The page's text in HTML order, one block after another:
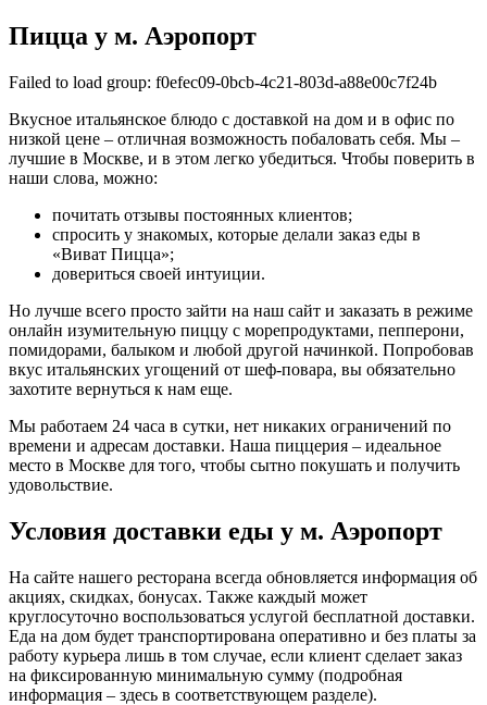
Пицца у м. Аэропорт
Failed to load group: f0efec09-0bcb-4c21-803d-a88e00c7f24b
Вкусное итальянское блюдо с доставкой на дом и в офис по
низкой цене – отличная возможность побаловать себя. Мы –
лучшие в Москве, и в этом легко убедиться. Чтобы поверить в
наши слова, можно:
почитать отзывы постоянных клиентов;
спросить у знакомых, которые делали заказ еды в
«Виват Пицца»;
довериться своей интуиции.
Но лучше всего просто зайти на наш сайт и заказать в режиме
онлайн изумительную пиццу с морепродуктами, пепперони,
помидорами, балыком и любой другой начинкой. Попробовав
вкус итальянских угощений от шеф-повара, вы обязательно
захотите вернуться к нам еще.
Мы работаем 24 часа в сутки, нет никаких ограничений по
времени и адресам доставки. Наша пиццерия – идеальное
место в Москве для того, чтобы сытно покушать и получить
удовольствие.
Условия доставки еды у м. Аэропорт
На сайте нашего ресторана всегда обновляется информация об
акциях, скидках, бонусах. Также каждый может
круглосуточно воспользоваться услугой бесплатной доставки.
Еда на дом будет транспортирована оперативно и без платы за
работу курьера лишь в том случае, если клиент сделает заказ
на фиксированную минимальную сумму (подробная
информация – здесь в соответствующем разделе).